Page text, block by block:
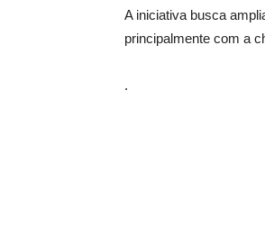
A iniciativa busca
principalmente com a
.